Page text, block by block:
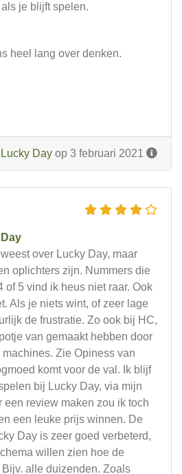
je blijft spelen.
heel lang over denken.
Day op 3 februari 2021
over Lucky Day, maar
oplichters zijn. Nummers die
of 5 vind ik heus niet raar. Ook
Als je niets wint, of zeer lage
de frustratie. Zo ook bij HC,
van gemaakt hebben door
Zie Opiness van
komt voor de val. Ik blijf
bij Lucky Day, via mijn
een review maken zou ik toch
een leuke prijs winnen. De
Day is zeer goed verbeterd,
willen zien hoe de
alle duizenden. Zoals